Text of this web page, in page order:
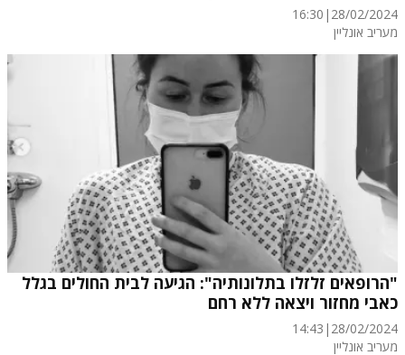
28/02/2024
|
16:30
מעריב אונליין
"הרופאים זלזלו בתלונותיה": הגיעה לבית החולים בגלל
כאבי מחזור ויצאה ללא רחם
28/02/2024
|
14:43
מעריב אונליין